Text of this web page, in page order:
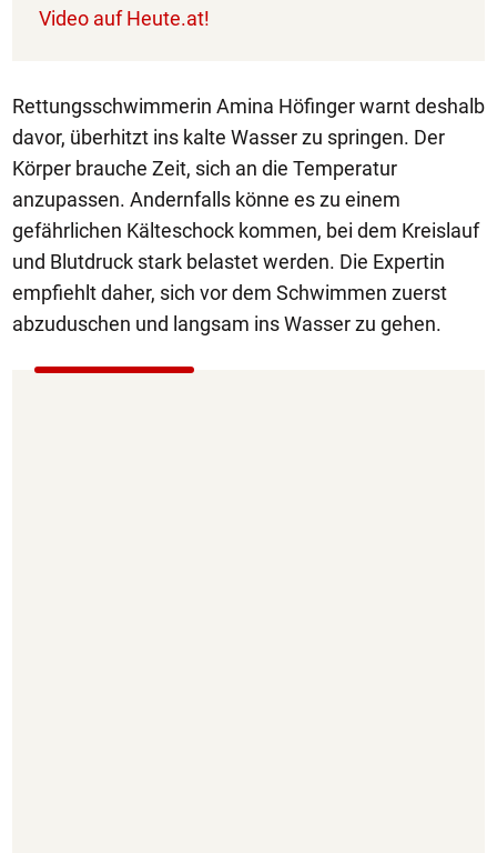
Video auf Heute.at!
Rettungsschwimmerin Amina Höfinger warnt deshalb
davor, überhitzt ins kalte Wasser zu springen. Der
Körper brauche Zeit, sich an die Temperatur
anzupassen. Andernfalls könne es zu einem
gefährlichen Kälteschock kommen, bei dem Kreislauf
und Blutdruck stark belastet werden. Die Expertin
empfiehlt daher, sich vor dem Schwimmen zuerst
abzuduschen und langsam ins Wasser zu gehen.